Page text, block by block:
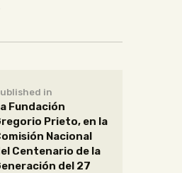
in
Fundación
Prieto, en la
Nacional
Centenario de la
del 27